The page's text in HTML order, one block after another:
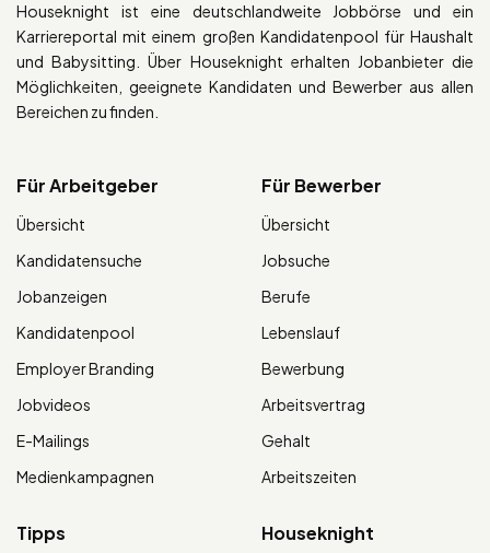
Houseknight ist eine deutschlandweite Jobbörse und ein
Karriereportal mit einem großen Kandidatenpool für Haushalt
und Babysitting. Über Houseknight erhalten Jobanbieter die
Möglichkeiten, geeignete Kandidaten und Bewerber aus allen
Bereichen zu finden.
Für Arbeitgeber
Übersicht
Kandidatensuche
Jobanzeigen
Kandidatenpool
Employer Branding
Jobvideos
E-Mailings
Medienkampagnen
Für Bewerber
Übersicht
Jobsuche
Berufe
Lebenslauf
Bewerbung
Arbeitsvertrag
Gehalt
Arbeitszeiten
Tipps Houseknight